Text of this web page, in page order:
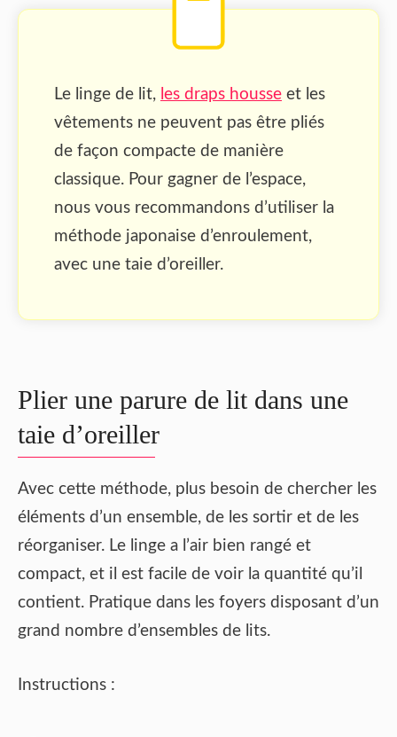
Le linge de lit, les draps housse et les
vêtements ne peuvent pas être pliés
de façon compacte de manière
classique. Pour gagner de l’espace,
nous vous recommandons d’utiliser la
méthode japonaise d’enroulement,
avec une taie d’oreiller.
Plier une parure de lit dans une
taie d’oreiller
Avec cette méthode, plus besoin de chercher les
éléments d’un ensemble, de les sortir et de les
réorganiser. Le linge a l’air bien rangé et
compact, et il est facile de voir la quantité qu’il
contient. Pratique dans les foyers disposant d’un
grand nombre d’ensembles de lits.
Instructions :